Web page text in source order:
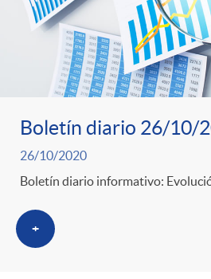
Boletín diario 26/10/
26/10/2020
Boletín diario informativo:
+